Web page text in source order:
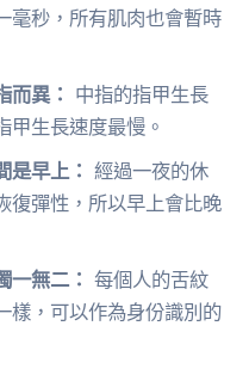
毫秒，所有肌肉也會暫時
而異： 中指的指甲生長
甲生長速度最慢。
是早上： 經過一夜的休
復彈性，所以早上會比晚
一無二： 每個人的舌紋
樣，可以作為身份識別的